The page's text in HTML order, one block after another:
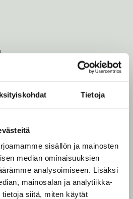
Tietoja
sisällön ja mainosten
median ominaisuuksien
analysoimiseen. Lisäksi
mainosalan ja analytiikka-
siitä, miten käytät